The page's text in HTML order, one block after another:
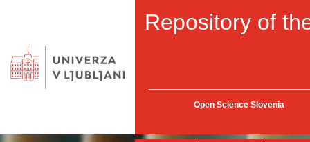
Repository of
Open Science Slovenia